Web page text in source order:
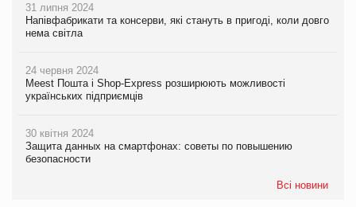
31 липня 2024
Напівфабрикати та консерви, які стануть в пригоді, коли довго
нема світла
24 червня 2024
Meest Пошта і Shop-Express розширюють можливості
українських підприємців
30 квітня 2024
Защита данных на смартфонах: советы по повышению
безопасности
Всі новини